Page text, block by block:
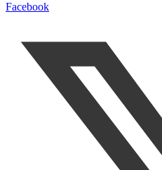
Facebook